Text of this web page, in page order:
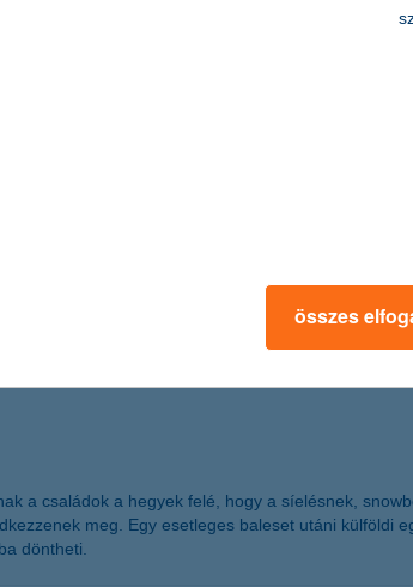
a családok a hegyek felé, hogy a síelésnek,
meg. Egy esetleges baleset utáni külföldi
döntheti.
összes